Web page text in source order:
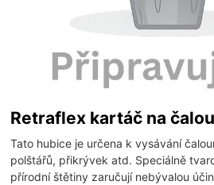
Retraflex kartáč na
Tato hubice je určena k vysávání
polštářů, přikrývek atd. Speciálně
přírodní štětiny zaručují nebývalou